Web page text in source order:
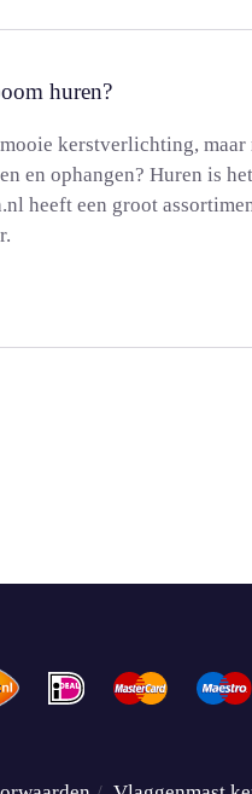
huren?
kerstverlichting, maar
en ophangen? Huren is het
heeft een groot